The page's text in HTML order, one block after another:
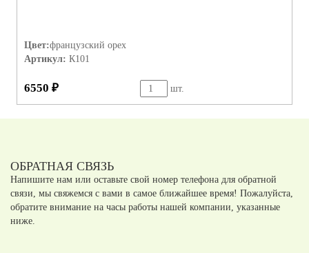
Цвет:французский орех
Артикул: К101
6550 ₽ шт.
ОБРАТНАЯ СВЯЗЬ
Напишите нам или оставьте свой номер телефона для обратной
связи, мы свяжемся с вами в самое ближайшее время! Пожалуйста,
обратите внимание на часы работы нашей компании, указанные
ниже.